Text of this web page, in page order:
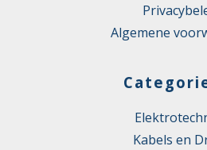
Algemene
Kabels en